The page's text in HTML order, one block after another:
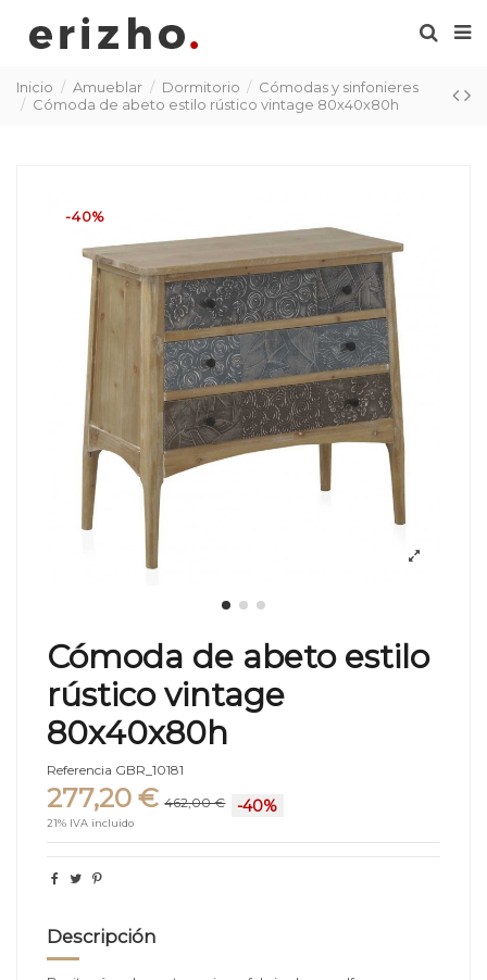
Inicio Amueblar Dormitorio
Cómodas y sinfonieres
Cómoda de abeto estilo rústico vintage 80x40x80h
-40%
Cómoda de abeto estilo
rústico vintage
80x40x80h
Referencia GBR_10181
277,20 € 462,00 € -40%
21% IVA incluido
Descripción